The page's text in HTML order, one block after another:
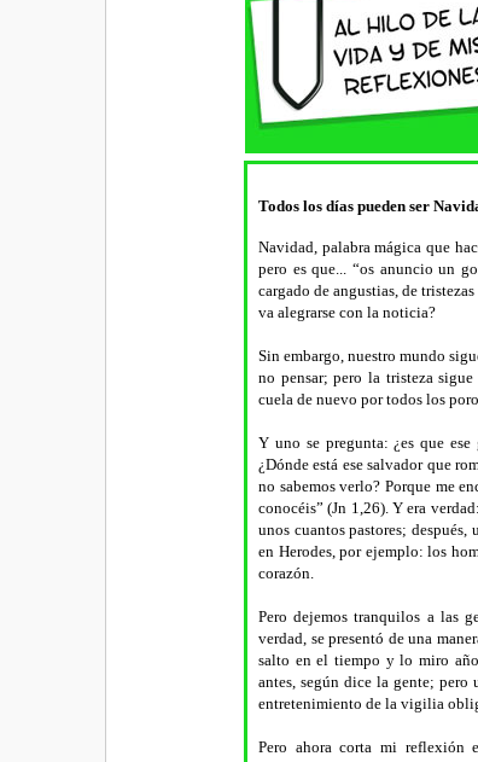
Todos los días pueden ser
Navidad, palabra mágica que
pero es que... “os anuncio un
cargado de angustias, de
va alegrarse con la noticia?
Sin embargo, nuestro mundo
no pensar; pero la tristeza
cuela de nuevo por todos los
Y uno se pregunta: ¿es que
¿Dónde está ese salvador que
no sabemos verlo? Porque me
conocéis” (Jn 1,26). Y era
unos cuantos pastores;
en Herodes, por ejemplo: los
corazón.
Pero dejemos tranquilos a las
verdad, se presentó de una
salto en el tiempo y lo miro
antes, según dice la gente;
entretenimiento de la vigilia
Pero ahora corta mi reflexión